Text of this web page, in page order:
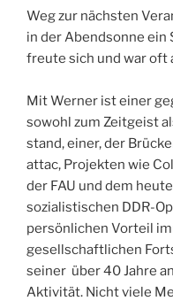
Weg zur nächsten
in der Abendsonne ein
freute sich und war oft
Mit Werner ist einer
sowohl zum Zeitgeist
stand, einer, der
attac, Projekten wie
der FAU und dem
sozialistischen DDR-
persönlichen Vorteil
gesellschaftlichen
seiner über 40 Jahre
Aktivität. Nicht viele